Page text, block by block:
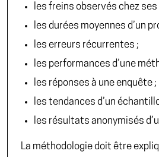
les freins observés chez
les durées moyennes d’un
les erreurs récurrentes ;
les performances d’une
les réponses à une enquête ;
les tendances d’un
les résultats anonymisés
La méthodologie doit être